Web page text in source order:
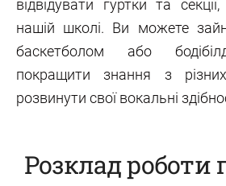
відвідувати гуртки та
нашій школі. Ви можете
баскетболом або
покращити знання з
розвинути свої вокальні
Розклад роботи